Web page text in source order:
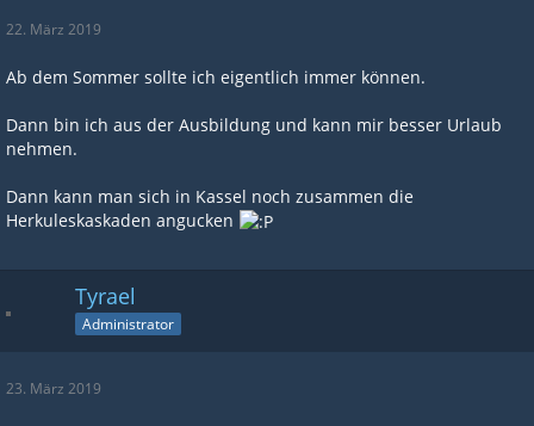
22. März 2019
Ab dem Sommer sollte ich eigentlich immer können.
Dann bin ich aus der Ausbildung und kann mir besser Urlaub
nehmen.
Dann kann man sich in Kassel noch zusammen die
Herkuleskaskaden angucken
Tyrael
Administrator
23. März 2019